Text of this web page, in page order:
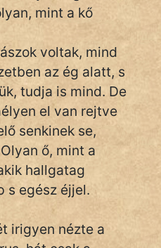
mint a kő
voltak, mind
az ég alatt, s
tudja is mind. De
el van rejtve
senkinek se,
ő, mint a
hallgatag
s egész éjjel.
irigyen nézte a